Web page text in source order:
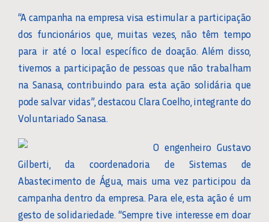
“A campanha na empresa visa estimular a participação
dos funcionários que, muitas vezes, não têm tempo
para ir até o local específico de doação. Além disso,
tivemos a participação de pessoas que não trabalham
na Sanasa, contribuindo para esta ação solidária que
pode salvar vidas”, destacou Clara Coelho, integrante do
Voluntariado Sanasa.
O engenheiro Gustavo
Gilberti, da coordenadoria de Sistemas de
Abastecimento de Água, mais uma vez participou da
campanha dentro da empresa. Para ele, esta ação é um
gesto de solidariedade. “Sempre tive interesse em doar